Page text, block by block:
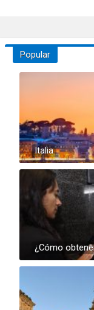
Popular
Italia
¿Cómo